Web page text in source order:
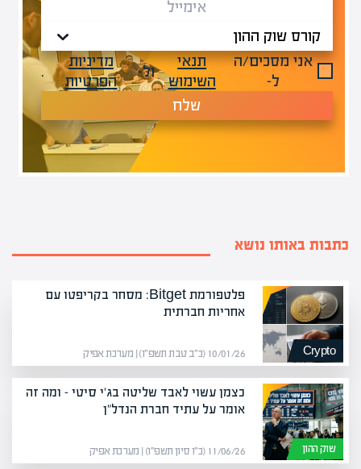
אני מסכים/ה
ל-
תנאי
השימוש
ול-
מדיניות
הפרטיות
.
שלח
כתבות באותו נושא
Crypto
פלטפורמת Bitget: מסחר בקריפטו עם
אחריות חברתית
10/01/26 (כ״ב טבת תשפ״ו) | מערכת אפיק
שוק ההון
כצמן עשוי לאבד שליטה בג'י סיטי – ומה זה
אומר על עתיד חברת הנדל"ן
11/06/26 (כ״ו סיון תשפ״ו) | מערכת אפיק